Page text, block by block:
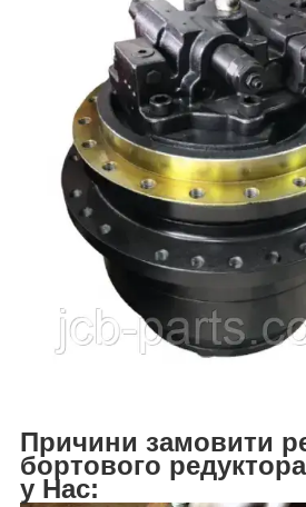
Причини замовити
бортового
у Нас: